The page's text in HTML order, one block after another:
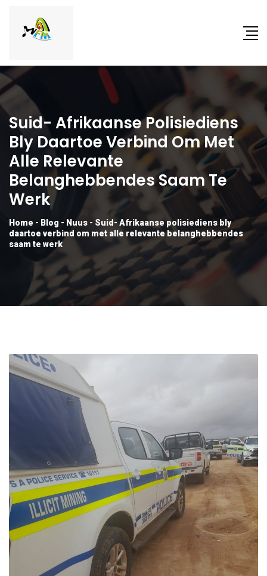
Suid- Afrikaanse Polisiediens
Bly Daartoe Verbind Om Met
Alle Relevante
Belanghebbendes Saam Te
Werk
Home - Blog - Nuus - Suid- Afrikaanse polisiediens bly
daartoe verbind om met alle relevante belanghebbendes
saam te werk